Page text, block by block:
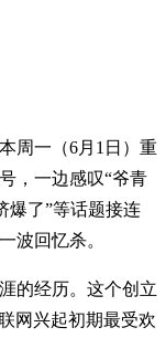
周一（6月1日）重
，一边感叹“爷青
爆了”等话题接连
波回忆杀。
的经历。这个创立
网兴起初期最受欢